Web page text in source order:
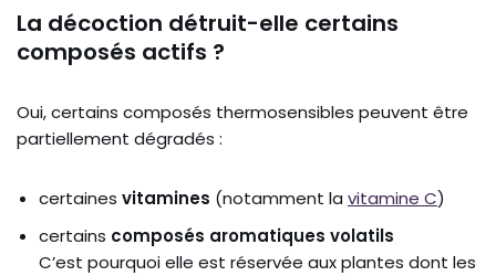
La décoction détruit-elle certains
composés actifs ?
Oui, certains composés thermosensibles peuvent être
partiellement dégradés :
certaines vitamines (notamment la vitamine C)
certains composés aromatiques volatils
C’est pourquoi elle est réservée aux plantes dont les